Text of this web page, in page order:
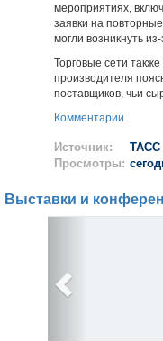
мероприятиях,
заявки на
могли возникнуть
Торговые сети
производителя
поставщиков, чьи
Комментарии
Источник:
ТАСС
Просмотры:
Выставки и